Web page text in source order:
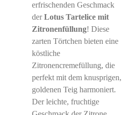
erfrischenden Geschmack
derLotus Tartelice mit
Zitronenfüllung! Diese
zarten Törtchen bieten eine
köstliche
Zitronencremefüllung, die
perfekt mit dem knusprigen,
goldenen Teig harmoniert.
Der leichte, fruchtige